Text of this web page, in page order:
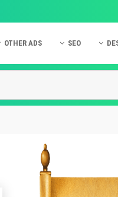
OTHER ADS
Quảng cáo Online
Quảng cáo Skype
SEO